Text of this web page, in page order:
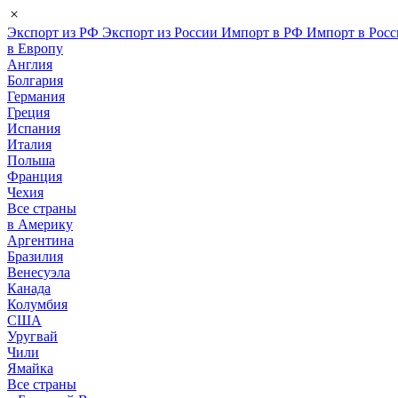
Экспорт из РФ Экспорт из России Импорт в РФ Импорт в
в Европу
Англия
Болгария
Германия
Греция
Испания
Италия
Польша
Франция
Чехия
Все страны
в Америку
Аргентина
Бразилия
Венесуэла
Канада
Колумбия
США
Уругвай
Чили
Ямайка
Все страны